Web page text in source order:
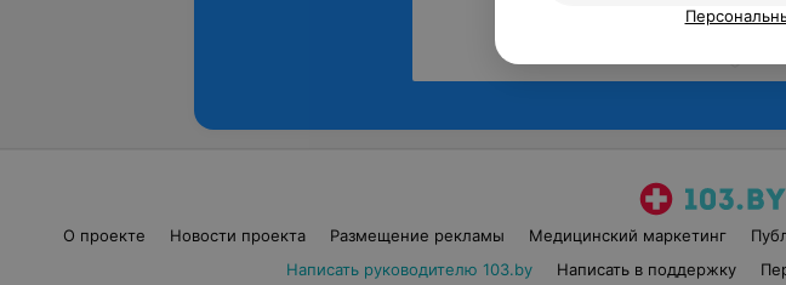
О проекте Новости проекта Размещение рекламы Медицинский маркетинг
Написать руководителю 103.by
Написать в поддержку